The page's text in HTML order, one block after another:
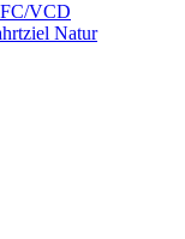
VCD
Natur